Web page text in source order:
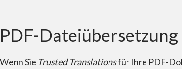
PDF-Dateiübersetzung
Wenn Sie Trusted Translationsfür Ihre PDF-